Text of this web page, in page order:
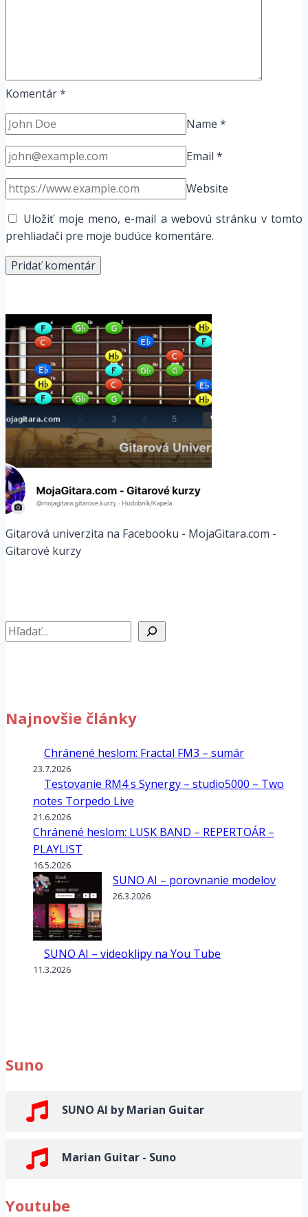
Komentár*
Name *
Email *
Website
Uložiť moje meno, e-mail a webovú stránku v tomto
prehliadači pre moje budúce komentáre.
Gitarová univerzita na Facebooku - MojaGitara.com -
Gitarové kurzy
Hľadať
Najnovšie články
Chránené heslom: Fractal FM3 – sumár
23.7.2026
Testovanie RM4 s Synergy – studio5000 – Two
notes Torpedo Live
21.6.2026
Chránené heslom: LUSK BAND – REPERTOÁR –
PLAYLIST
16.5.2026
SUNO AI – porovnanie modelov
26.3.2026
SUNO AI – videoklipy na You Tube
11.3.2026
Suno
SUNO AI by Marian Guitar
Marian Guitar - Suno
Youtube